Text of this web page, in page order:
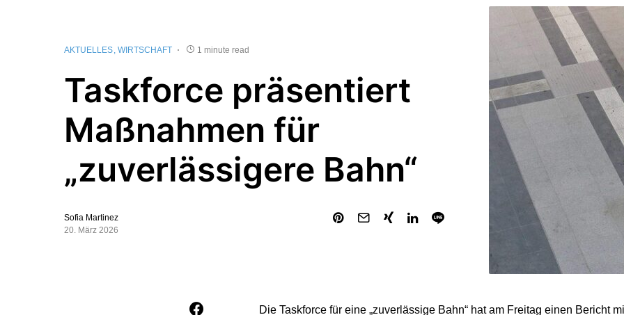
AKTUELLES WIRTSCHAFT 1 minute read
Taskforce präsentiert
Maßnahmen für
„zuverlässigere Bahn“
Sofia Martinez
20. März 2026
Die Taskforce für eine „zuverlässige Bahn“ hat am Freitag einen Bericht